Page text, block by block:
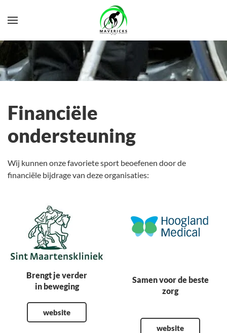
Financiële
ondersteuning
Wij kunnen onze favoriete sport beoefenen door de
financiële bijdrage van deze organisaties:
Brengt je verder
in beweging
website
Samen voor de beste
zorg
website